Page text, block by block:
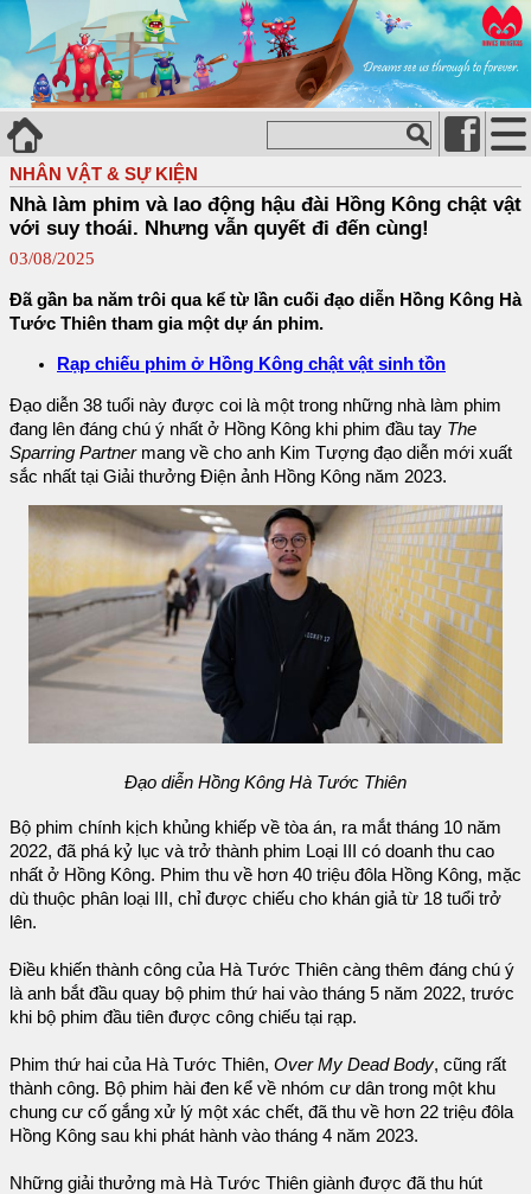
NHÂN VẬT & SỰ KIỆN
Nhà làm phim và lao động hậu đài Hồng Kông chật vật
với suy thoái. Nhưng vẫn quyết đi đến cùng!
03/08/2025
Đã gần ba năm trôi qua kể từ lần cuối đạo diễn Hồng Kông Hà
Tước Thiên tham gia một dự án phim.
Rạp chiếu phim ở Hồng Kông chật vật sinh tồn
Đạo diễn 38 tuổi này được coi là một trong những nhà làm phim
đang lên đáng chú ý nhất ở Hồng Kông khi phim đầu tay The
Sparring Partnermang về cho anh Kim Tượng đạo diễn mới xuất
sắc nhất tại Giải thưởng Điện ảnh Hồng Kông năm 2023.
Đạo diễn Hồng Kông Hà Tước Thiên
Bộ phim chính kịch khủng khiếp về tòa án, ra mắt tháng 10 năm
2022, đã phá kỷ lục và trở thành phim Loại III có doanh thu cao
nhất ở Hồng Kông. Phim thu về hơn 40 triệu đôla Hồng Kông, mặc
dù thuộc phân loại III, chỉ được chiếu cho khán giả từ 18 tuổi trở
lên.
Điều khiến thành công của Hà Tước Thiên càng thêm đáng chú ý
là anh bắt đầu quay bộ phim thứ hai vào tháng 5 năm 2022, trước
khi bộ phim đầu tiên được công chiếu tại rạp.
Phim thứ hai của Hà Tước Thiên, Over My Dead Body, cũng rất
thành công. Bộ phim hài đen kể về nhóm cư dân trong một khu
chung cư cố gắng xử lý một xác chết, đã thu về hơn 22 triệu đôla
Hồng Kông sau khi phát hành vào tháng 4 năm 2023.
Những giải thưởng mà Hà Tước Thiên giành được đã thu hút